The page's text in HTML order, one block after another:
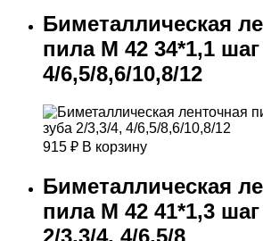
Биметаллическая
пила М 42 34*1,1 шаг
4/6,5/8,6/10,8/12
915 ₽ В корзину
Биметаллическая
пила М 42 41*1,3 шаг
2/3,3/4, 4/6,5/8